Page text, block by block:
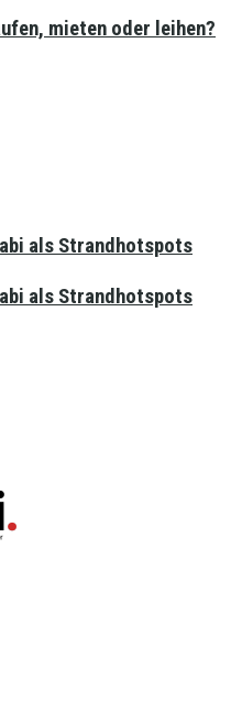
als Strandhotspots
mieten oder leihen?
als Strandhotspots